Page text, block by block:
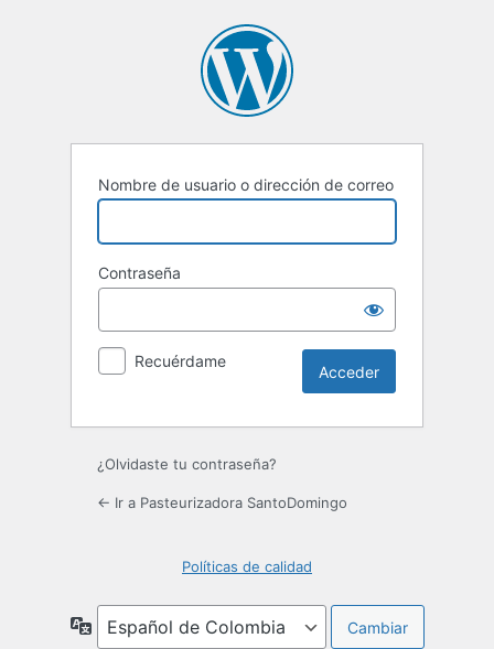
Nombre de usuario o dirección de correo
Contraseña
Recuérdame
¿Olvidaste tu contraseña?
← Ir a Pasteurizadora SantoDomingo
Políticas de calidad
Idioma